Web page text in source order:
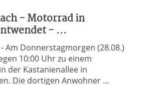
- Motorrad in
- ...
Am Donnerstagmorgen (28.08.)
10:00 Uhr zu einem
der Kastanienallee in
Die dortigen Anwohner ...